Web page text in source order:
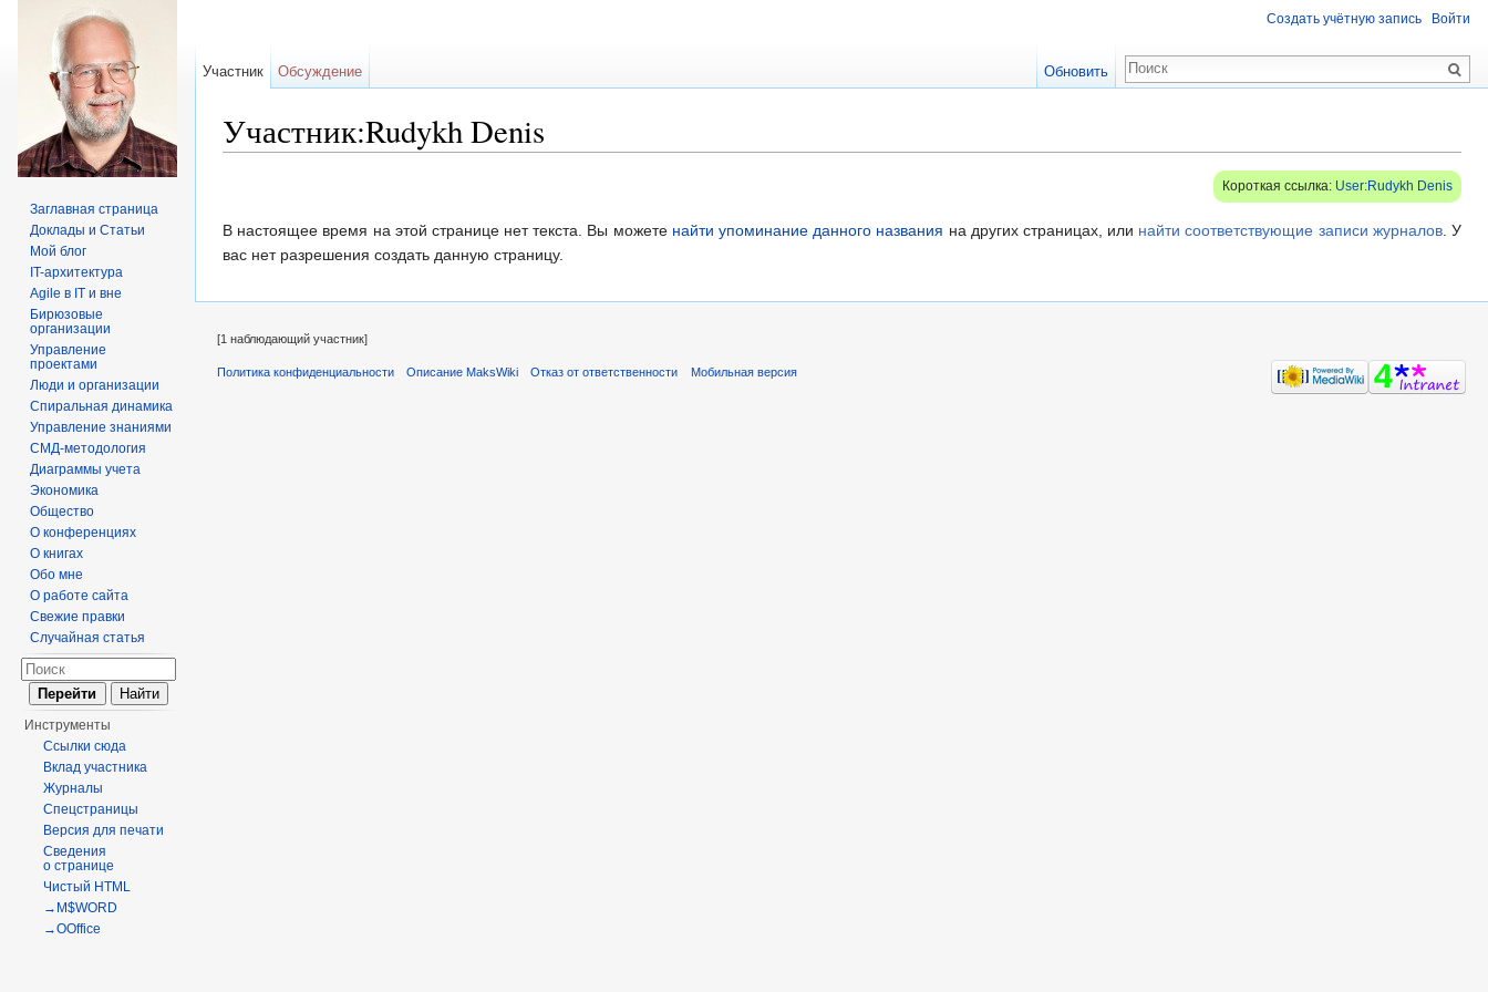
Участник:Rudykh Denis
Короткая ссылка: User:Rudykh Denis
В настоящее время на этой странице нет текста. Вы можете найти упоминание данного названия на других страницах, или найти соответствующие записи журналов. У
вас нет разрешения создать данную страницу.
Создать учётную запись Войти
Участник Обсуждение Обновить
Заглавная страница
Доклады и Статьи
Мой блог
IT-архитектура
Agile в IT и вне
Бирюзовые
организации
Управление
проектами
Люди и организации
Спиральная динамика
Управление знаниями
СМД-методология
Диаграммы учета
Экономика
Общество
О конференциях
О книгах
Обо мне
О работе сайта
Свежие правки
Случайная статья
Инструменты
Ссылки сюда
Вклад участника
Журналы
Спецстраницы
Версия для печати
Сведения
о странице
Чистый HTML
→M$WORD
→OOffice
[1 наблюдающий участник]
Политика конфиденциальности Описание MaksWiki Отказ от ответственности Мобильная версия